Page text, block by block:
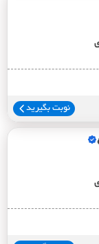
نوبت بگیرید